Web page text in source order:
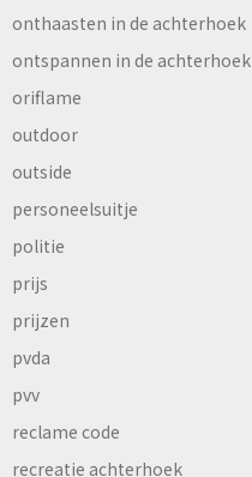
onthaasten in de achterhoek
ontspannen in de achterhoek
oriflame
outdoor
outside
personeelsuitje
politie
prijs
prijzen
pvda
pvv
reclame code
recreatie achterhoek